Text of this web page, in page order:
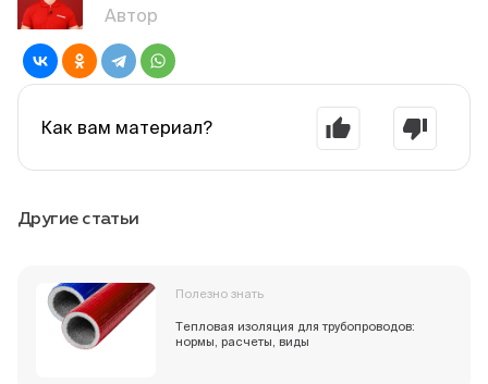
Автор
Как вам материал?
Другие статьи
Полезно знать
Тепловая изоляция для трубопроводов:
нормы, расчеты, виды